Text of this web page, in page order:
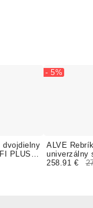
dvojdielny
PLUS
ALVE
univerzálny
7810 PROFI
- 5%
258.91 €